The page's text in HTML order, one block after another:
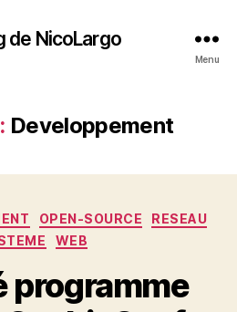
de NicoLargo
Menu
Developpement
Catégories
OPEN-SOURCE
RESEAU
WEB
programme